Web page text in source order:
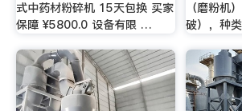
式中药材粉碎机 15天包换 买家
保障 ¥5800.0 设备有限 …
（磨粉机
破），种